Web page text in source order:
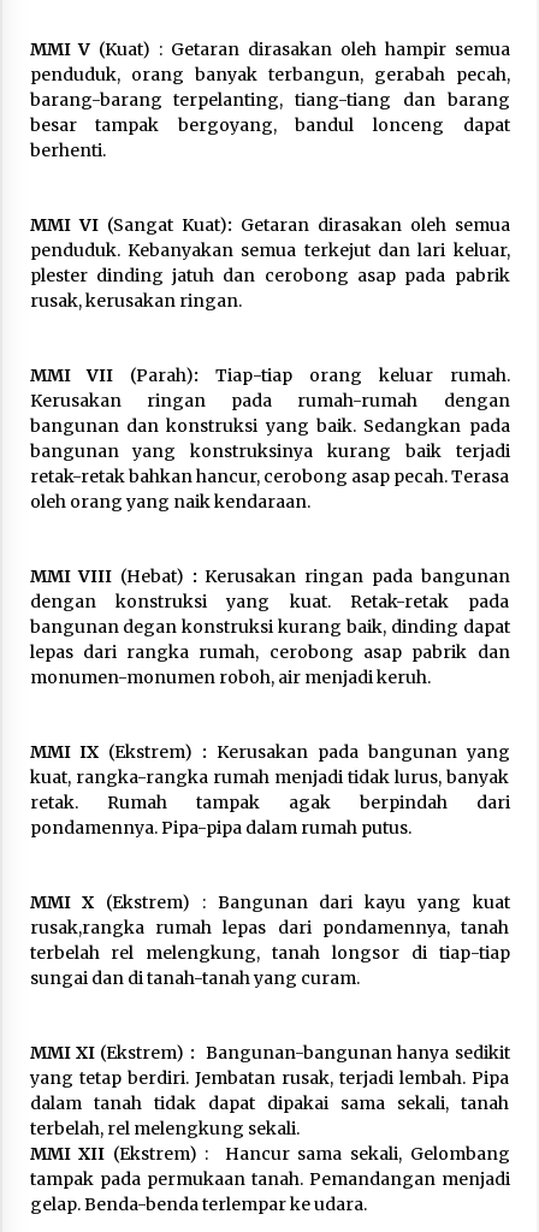
MMI V (Kuat) : Getaran dirasakan oleh hampir semua
penduduk, orang banyak terbangun, gerabah pecah,
barang-barang terpelanting, tiang-tiang dan barang
besar tampak bergoyang, bandul lonceng dapat
berhenti.
MMI VI(Sangat Kuat): Getaran dirasakan oleh semua
penduduk. Kebanyakan semua terkejut dan lari keluar,
plester dinding jatuh dan cerobong asap pada pabrik
rusak, kerusakan ringan.
MMI VII (Parah): Tiap-tiap orang keluar rumah.
Kerusakan ringan pada rumah-rumah dengan
bangunan dan konstruksi yang baik. Sedangkan pada
bangunan yang konstruksinya kurang baik terjadi
retak-retak bahkan hancur, cerobong asap pecah. Terasa
oleh orang yang naik kendaraan.
MMI VIII (Hebat) : Kerusakan ringan pada bangunan
dengan konstruksi yang kuat. Retak-retak pada
bangunan degan konstruksi kurang baik, dinding dapat
lepas dari rangka rumah, cerobong asap pabrik dan
monumen-monumen roboh, air menjadi keruh.
MMI IX (Ekstrem) : Kerusakan pada bangunan yang
kuat, rangka-rangka rumah menjadi tidak lurus, banyak
retak. Rumah tampak agak berpindah dari
pondamennya. Pipa-pipa dalam rumah putus.
MMI X (Ekstrem) : Bangunan dari kayu yang kuat
rusak,rangka rumah lepas dari pondamennya, tanah
terbelah rel melengkung, tanah longsor di tiap-tiap
sungai dan di tanah-tanah yang curam.
MMI XI (Ekstrem) : Bangunan-bangunan hanya sedikit
yang tetap berdiri. Jembatan rusak, terjadi lembah. Pipa
dalam tanah tidak dapat dipakai sama sekali, tanah
terbelah, rel melengkung sekali.
MMI XII (Ekstrem) :
Hancur sama sekali, Gelombang
tampak pada permukaan tanah. Pemandangan menjadi
gelap. Benda-benda terlempar ke udara.